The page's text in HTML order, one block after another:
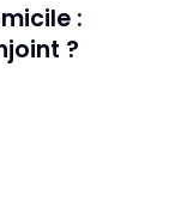
:
?